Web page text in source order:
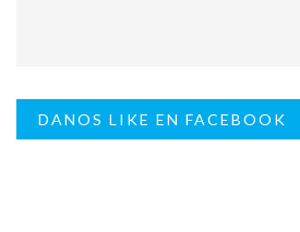
DANOS LIKE EN FACEBOOK